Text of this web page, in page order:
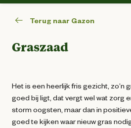
Terug naar Gazon
Graszaad
Het is een heerlijk fris gezicht, zo’n
goed bij ligt, dat vergt wel wat zorg
storm oogsten, maar dan in
goed te kijken waar nieuw gras